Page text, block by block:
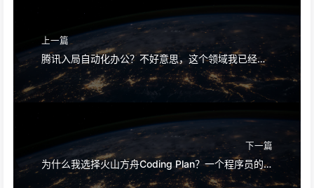
上一篇
腾讯入局自动化办公？不好意思，这个领域我已经做了6年
下一篇
为什么我选择火山方舟Coding Plan？一个程序员的真诚分享